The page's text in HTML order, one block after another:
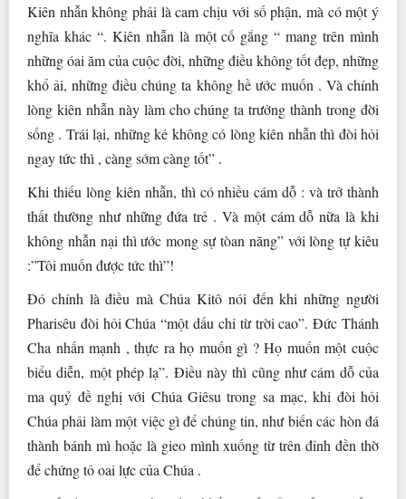
Kiên nhẫn không phải là cam chịu với số phận, mà có một ý
nghĩa khác “. Kiên nhẫn là một cố gắng “ mang trên mình
những óai ăm của cuộc đời, những điều không tốt đẹp, những
khổ ải, những điều chúng ta không hề ước muốn . Và chính
lòng kiên nhẫn này làm cho chúng ta trưởng thành trong đời
sống . Trái lại, những kẻ không có lòng kiên nhẫn thì đòi hỏi
ngay tức thì , càng sớm càng tốt” .
Khi thiếu lòng kiên nhẫn, thì có nhiều cám dỗ : và trở thành
thất thường như những đứa trẻ . Và một cám dỗ nữa là khi
không nhẫn nại thì ước mong sự tòan năng” với lòng tự kiêu
:”Tôi muốn được tức thì”!
Đó chính là điều mà Chúa Kitô nói đến khi những người
Pharisêu đòi hỏi Chúa “một dấu chỉ từ trời cao”. Đức Thánh
Cha nhấn mạnh , thực ra họ muốn gì ? Họ muốn một cuộc
biểu diễn, một phép lạ”. Điều này thì cũng như cám dỗ của
ma quỷ đề nghị với Chúa Giêsu trong sa mạc, khi đòi hỏi
Chúa phải làm một việc gì để chúng tin, như biến các hòn đá
thành bánh mì hoặc là gieo mình xuống từ trên đỉnh đền thờ
để chứng tỏ oai lực của Chúa .